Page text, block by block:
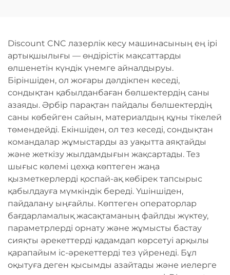
Discount CNC лазерлік кесу машинасының ең ірі
артықшылығы — өндірістік мақсаттарды
өлшенетін күндік үнемге айналдыруы.
Біріншіден, ол жоғары дәлдікпен кеседі,
сондықтан қабылданбаған бөлшектердің саны
азаяды. Әрбір парақтан пайдалы бөлшектердің
саны көбейген сайын, материалдың құны тікелей
төмендейді. Екіншіден, ол тез кеседі, сондықтан
командалар жұмыстарды аз уақытта аяқтайды
және жеткізу жылдамдығын жақсартады. Тез
шығыс көлемі цехқа көптеген жаңа
қызметкерлерді қоспай-ақ көбірек тапсырыс
қабылдауға мүмкіндік береді. Үшіншіден,
пайдалану ыңғайлы. Көптеген операторлар
бағдарламалық жасақтаманың файлды жүктеу,
параметрлерді орнату және жұмысты бастау
сияқты әрекеттерді қадамдап көрсетуі арқылы
қарапайым іс-әрекеттерді тез үйренеді. Бұл
оқытуға деген қысымды азайтады және иелерге